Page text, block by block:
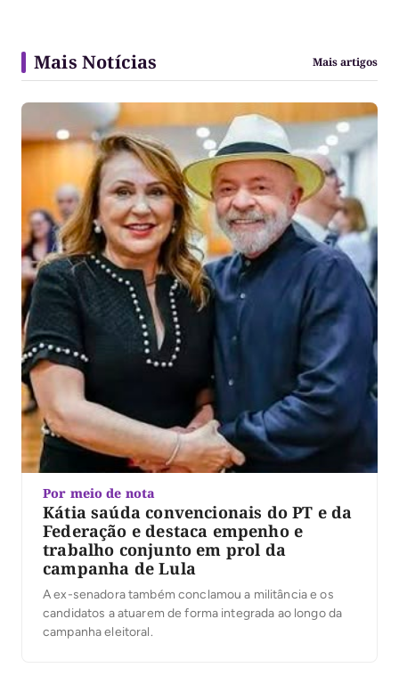
Mais Notícias Mais artigos
Por meio de nota
Kátia saúda convencionais do PT e da
Federação e destaca empenho e
trabalho conjunto em prol da
campanha de Lula
A ex-senadora também conclamou a militância e os
candidatos a atuarem de forma integrada ao longo da
campanha eleitoral.